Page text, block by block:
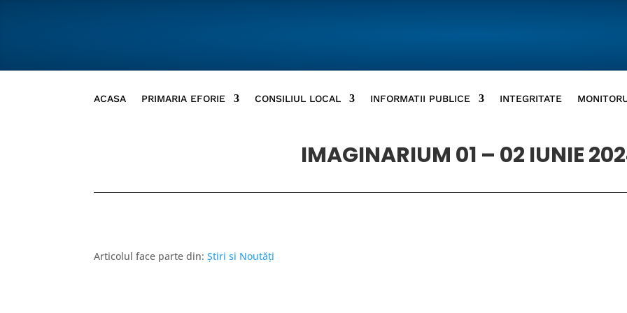
ACASA PRIMARIA EFORIE CONSILIUL LOCAL INFORMATII PUBLICE INTEGRITATE
IMAGINARIUM 01 – 02 IUNIE
Articolul face parte din:Știri si Noutăți